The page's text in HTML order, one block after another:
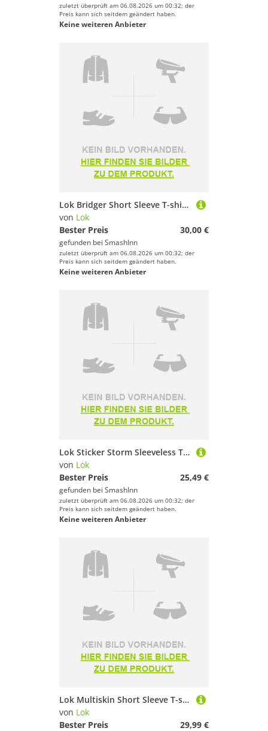
zuletzt überprüft am 06.08.2026 um 00:32; der
Preis kann sich seitdem geändert haben.
Keine weiteren Anbieter
Lok Bridger Short Sleeve T-shirt Weiß M Mann
von Lok
Bester Preis
30,00 €
gefunden bei SmashInn
zuletzt überprüft am 06.08.2026 um 00:32; der
Preis kann sich seitdem geändert haben.
Keine weiteren Anbieter
Lok Sticker Storm Sleeveless T-shirt Schwarz L Frau
von Lok
Bester Preis
25,49 €
gefunden bei SmashInn
zuletzt überprüft am 06.08.2026 um 00:32; der
Preis kann sich seitdem geändert haben.
Keine weiteren Anbieter
Lok Multiskin Short Sleeve T-shirt Schwarz,Grau L Mann
von Lok
Bester Preis
29,99 €